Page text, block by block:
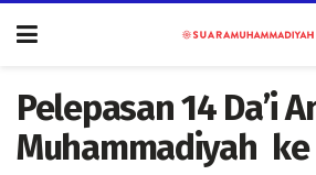
Pelepasan 14 Da’i
Muhammadiyah ke